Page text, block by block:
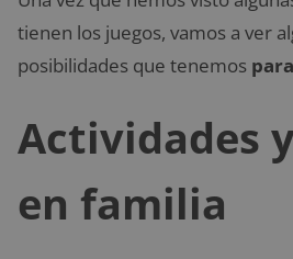
tienen los juegos, vamos a ver
posibilidades que tenemos
Actividades
en familia